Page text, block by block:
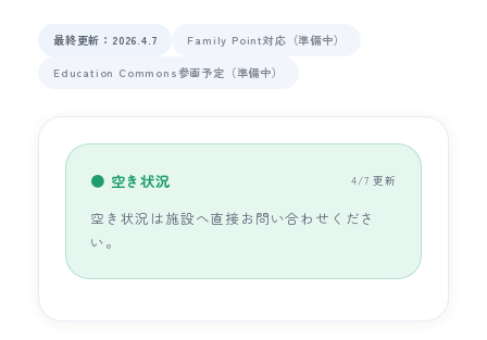
最終更新：2026.4.7
Family Point対応（準備中）
Education Commons参画予定（準備中）
● 空き状況 4/7 更新
空き状況は施設へ直接お問い合わせくださ
い。